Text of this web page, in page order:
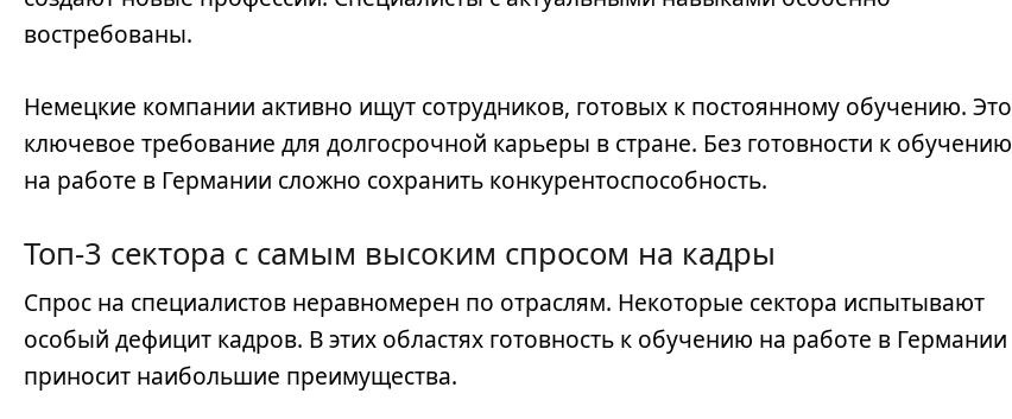
востребованы.
Немецкие компании активно ищут сотрудников, готовых к постоянному обучению. Это
ключевое требование для долгосрочной карьеры в стране. Без готовности к обучению
на работе в Германии сложно сохранить конкурентоспособность.
Топ-3 сектора с самым высоким спросом на кадры
Спрос на специалистов неравномерен по отраслям. Некоторые сектора испытывают
особый дефицит кадров. В этих областях готовность к обучению на работе в Германии
приносит наибольшие преимущества.